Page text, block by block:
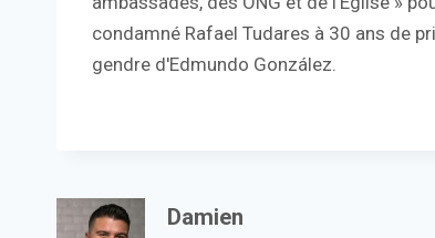
condamné Rafael Tudares à 30 ans de
gendre d'Edmundo González.
Damien